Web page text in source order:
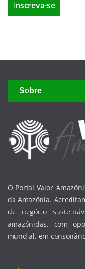
Sobre
O Portal Valor
da Amazônia.
de negócio
amazônidas, com
mundial, em